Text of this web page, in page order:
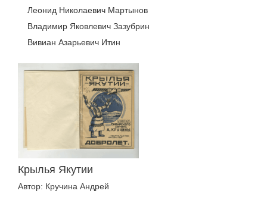
Леонид Николаевич Мартынов
Владимир Яковлевич Зазубрин
Вивиан Азарьевич Итин
Крылья Якутии
Автор: Кручина Андрей